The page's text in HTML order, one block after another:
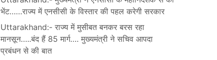
भेंट……राज्य में एनसीसी के विस्तार की पहल करेगी सरकार
Uttarakhand:- राज्य में मुसीबत बनकर बरस रहा
मानसून…..बंद हैं 85 मार्ग…. मुख्यमंत्री ने सचिव आपदा
प्रबंधन से की बात